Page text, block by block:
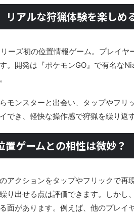
アルな狩猟体験を楽しめ
ーズ初の位置情報ゲーム。プレイ
。開発は『ポケモンGO』で有名な
モンスターと出会い、タップやフリ
き、軽快な操作感で狩猟を繰り返
ゲームとの相性は微妙？
アクションをタップやフリックで再
り出せる点は評価できます。しかし
面があります。例えば、他のプレイ